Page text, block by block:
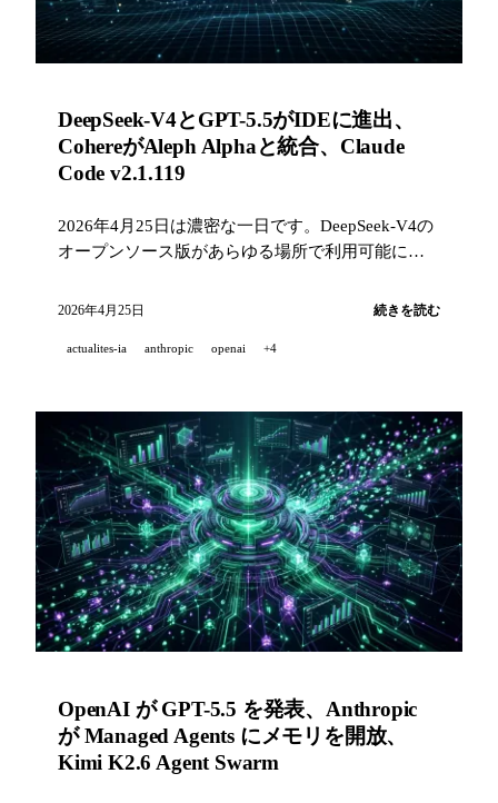
DeepSeek-V4とGPT-5.5がIDEに進出、
CohereがAleph Alphaと統合、Claude
Code v2.1.119
2026年4月25日は濃密な一日です。DeepSeek-V4の
オープンソース版があらゆる場所で利用可能にな
され、Cohere + Aleph Alphaの統合がSchwarz Group
v2.1.119には40件以上の改善が加わりました。
2026年4月25日 続きを読む
actualites-ia anthropic openai +4
OpenAI が GPT-5.5 を発表、Anthropic
が Managed Agents にメモリを開放、
Kimi K2.6 Agent Swarm